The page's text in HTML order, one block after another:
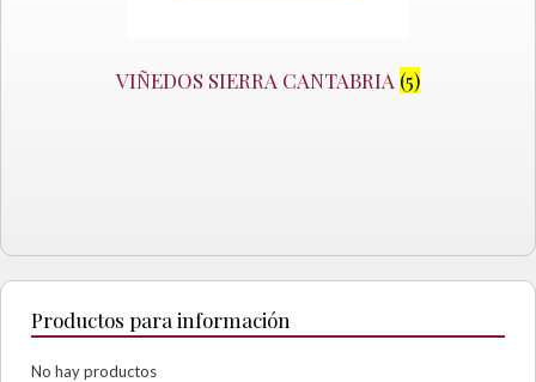
VIÑEDOS SIERRA CANTABRIA (5)
Productos para información
No hay productos